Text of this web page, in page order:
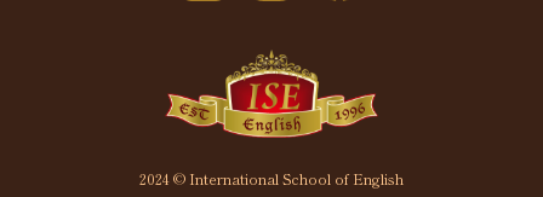
2024 © International School of English